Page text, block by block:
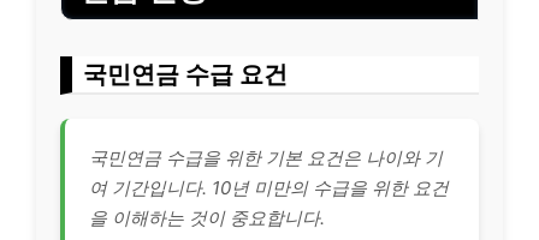
국민연금 수급 요건
국민연금 수급을 위한 기본 요건은 나이와 기
여 기간입니다. 10년 미만의 수급을 위한 요건
을 이해하는 것이 중요합니다.